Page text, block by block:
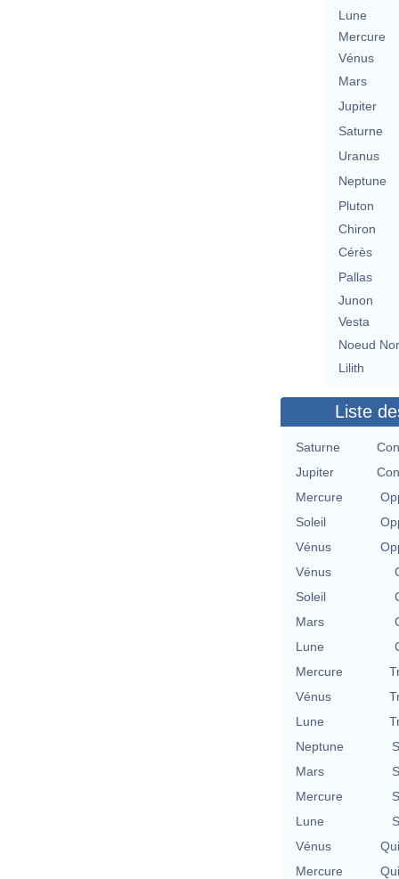
Lune
Mercure
Vénus
Mars
Jupiter
Saturne
Uranus
Neptune
Pluton
Chiron
Cérès
Pallas
Junon
Vesta
Noeud
Lilith
Liste
Saturne
Jupiter
Mercure
Soleil
Vénus
Vénus
Soleil
Mars
Lune
Mercure
Vénus
Lune
Neptune
Mars
Mercure
Lune
Vénus
Mercure